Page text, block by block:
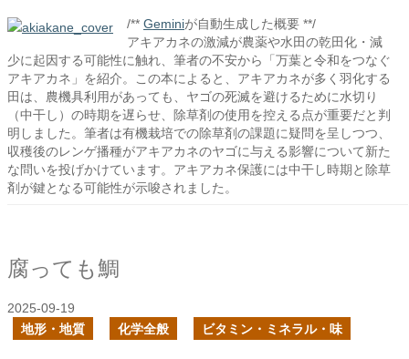
/** Geminiが自動生成した概要 **/
アキアカネの激減が農薬や水田の乾田化・減
少に起因する可能性に触れ、筆者の不安から「万葉と令和をつなぐ
アキアカネ」を紹介。この本によると、アキアカネが多く羽化する
田は、農機具利用があっても、ヤゴの死滅を避けるために水切り
（中干し）の時期を遅らせ、除草剤の使用を控える点が重要だと判
明しました。筆者は有機栽培での除草剤の課題に疑問を呈しつつ、
収穫後のレンゲ播種がアキアカネのヤゴに与える影響について新た
な問いを投げかけています。アキアカネ保護には中干し時期と除草
剤が鍵となる可能性が示唆されました。
腐っても鯛
2025-09-19
地形・地質
化学全般 ビタミン・ミネラル・味